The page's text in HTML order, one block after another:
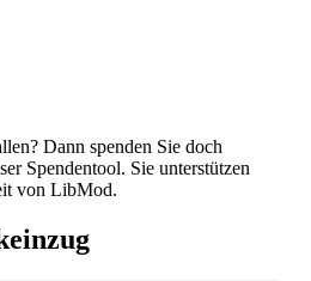
Dann spenden Sie doch
Spendentool. Sie unter­stützen
von LibMod.